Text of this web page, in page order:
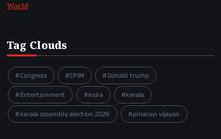
World
Tag Clouds
Congress CPIM
Donald trump
Entertainment
india
kerala
kerala assembly election 2026
pinarayi vijayan